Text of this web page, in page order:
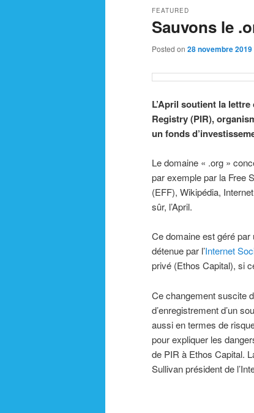
Sauvons le
FEATURED
Posted on 28 novembre 2019
L’April soutient la
Registry (PIR),
un fonds
Le domaine « .org »
par exemple par la Free
(EFF), Wikipédia,
sûr, l’April.
Ce domaine est géré
détenue par l’Internet
privé (Ethos Capital), si
Ce changement suscite
d’enregistrement d’un
aussi en termes de
pour expliquer les
de PIR à Ethos Capital.
Sullivan président de